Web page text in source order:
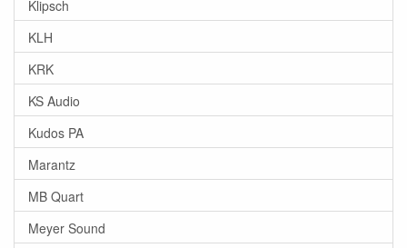
Klipsch
KLH
KRK
KS Audio
Kudos PA
Marantz
MB Quart
Meyer Sound